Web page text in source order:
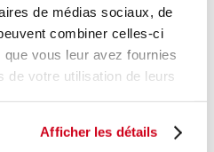
de médias sociaux, de
combiner celles-ci
vous leur avez fournies
de votre utilisation de leurs
Afficher les détails
15,00 € TTC